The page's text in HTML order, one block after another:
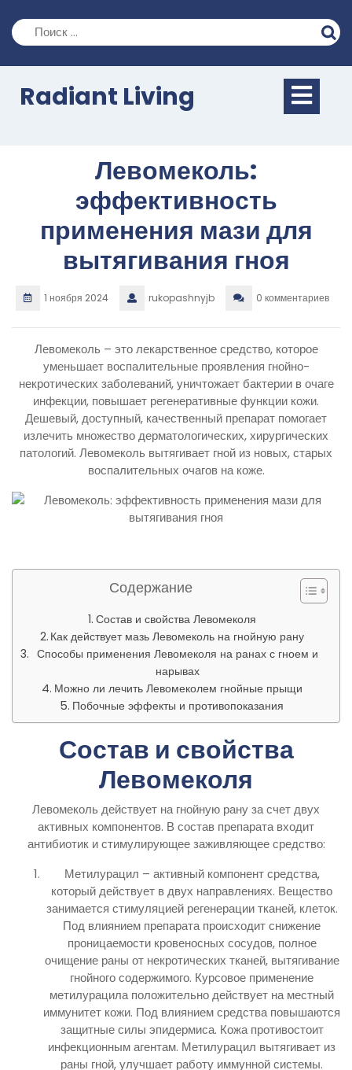
содержимому
Radiant Living
Левомеколь:
эффективность
применения мази для
вытягивания гноя
1 ноября 2024 rukopashnyjb 0 комментариев
Левомеколь – это лекарственное средство, которое
уменьшает воспалительные проявления гнойно-
некротических заболеваний, уничтожает бактерии в очаге
инфекции, повышает регенеративные функции кожи.
Дешевый, доступный, качественный препарат помогает
излечить множество дерматологических, хирургических
патологий. Левомеколь вытягивает гной из новых, старых
воспалительных очагов на коже.
Содержание
Состав и свойства Левомеколя
Как действует мазь Левомеколь на гнойную рану
Способы применения Левомеколя на ранах с гноем и
нарывах
Можно ли лечить Левомеколем гнойные прыщи
Побочные эффекты и противопоказания
Состав и свойства
Левомеколя
Левомеколь действует на гнойную рану за счет двух
активных компонентов. В состав препарата входит
антибиотик и стимулирующее заживляющее средство:
Метилурацил – активный компонент средства,
который действует в двух направлениях. Вещество
занимается стимуляцией регенерации тканей, клеток.
Под влиянием препарата происходит снижение
проницаемости кровеносных сосудов, полное
очищение раны от некротических тканей, вытягивание
гнойного содержимого. Курсовое применение
метилурацила положительно действует на местный
иммунитет кожи. Под влиянием средства повышаются
защитные силы эпидермиса. Кожа противостоит
инфекционным агентам. Метилурацил вытягивает из
раны гной, улучшает работу иммунной системы.